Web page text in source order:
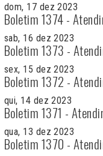
dom, 17 dez 2023
Boletim 1374 -
sab, 16 dez 2023
Boletim 1373 -
sex, 15 dez 2023
Boletim 1372 -
qui, 14 dez 2023
Boletim 1371 -
qua, 13 dez 2023
Boletim 1370 -